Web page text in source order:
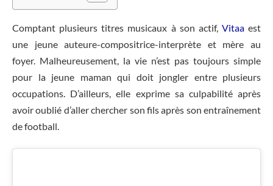
Comptant plusieurs titres musicaux à son actif, Vitaaest
une jeune auteure-compositrice-interprète et mère au
foyer. Malheureusement, la vie n’est pas toujours simple
pour la jeune maman qui doit jongler entre plusieurs
occupations. D’ailleurs, elle exprime sa culpabilité après
avoir oublié d’aller chercher son fils après son entraînement
de football.